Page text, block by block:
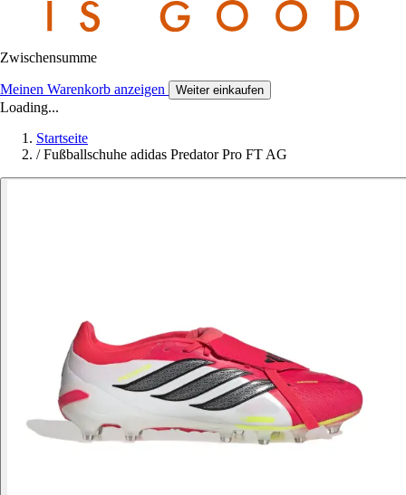
Zwischensumme
Meinen Warenkorb anzeigen Weiter einkaufen
Loading...
Startseite
/ Fußballschuhe adidas Predator Pro FT AG